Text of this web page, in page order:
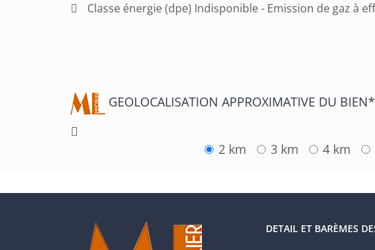
Classe énergie (dpe) Indisponible - Emission de gaz à
GEOLOCALISATION APPROXIMATIVE DU BIEN*
2 km 3 km 4 km
DETAIL ET BARÈMES